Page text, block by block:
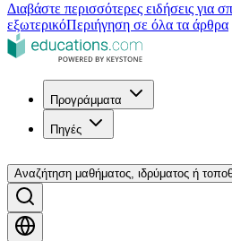
Διαβάστε περισσότερες ειδήσεις για
εξωτερικόΠεριήγηση σε όλα τα άρθρα
Προγράμματα
Πηγές
Αναζήτηση μαθήματος, ιδρύματος ή